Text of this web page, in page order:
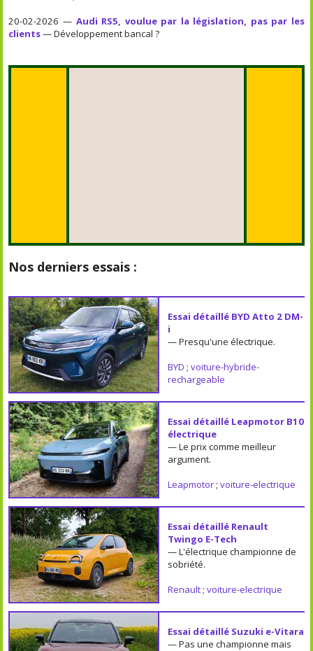
20-02-2026 — Audi RS5, voulue par la législation, pas par les
clients— Développement bancal ?
Nos derniers essais :
Essai détaillé BYD Atto 2 DM-
i
— Presqu'une électrique.
BYD ; voiture-hybride-
rechargeable
Essai détaillé Leapmotor B10
électrique
— Le prix comme meilleur
argument.
Leapmotor; voiture-electrique
Essai détaillé Renault
Twingo E-Tech
— L'électrique championne de
sobriété.
Renault; voiture-electrique
Essai détaillé Suzuki e-Vitara
— Pas une championne mais